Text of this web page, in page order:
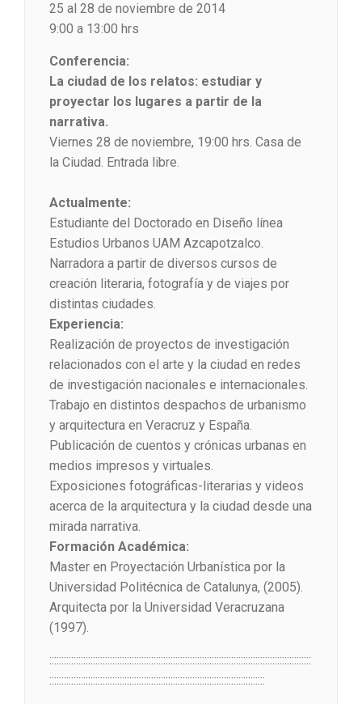
25 al 28 de noviembre de 2014
9:00 a 13:00 hrs
Conferencia:
La ciudad de los relatos: estudiar y
proyectar los lugares a partir de la
narrativa.
Viernes 28 de noviembre, 19:00 hrs. Casa de
la Ciudad. Entrada libre.
Actualmente:
Estudiante del Doctorado en Diseño línea
Estudios Urbanos UAM Azcapotzalco.
Narradora a partir de diversos cursos de
creación literaria, fotografía y de viajes por
distintas ciudades.
Experiencia:
Realización de proyectos de investigación
relacionados con el arte y la ciudad en redes
de investigación nacionales e internacionales.
Trabajo en distintos despachos de urbanismo
y arquitectura en Veracruz y España.
Publicación de cuentos y crónicas urbanas en
medios impresos y virtuales.
Exposiciones fotográficas-literarias y videos
acerca de la arquitectura y la ciudad desde una
mirada narrativa.
Formación Académica:
Master en Proyectación Urbanística por la
Universidad Politécnica de Catalunya, (2005).
Arquitecta por la Universidad Veracruzana
(1997).
::::::::::::::::::::::::::::::::::::::::::::::::::::::::::::::::::::::::::::::::::::::::::::::::::::::::::::
:::::::::::::::::::::::::::::::::::::::::::::::::::::::::::::::::::::::::::::::::::::::::